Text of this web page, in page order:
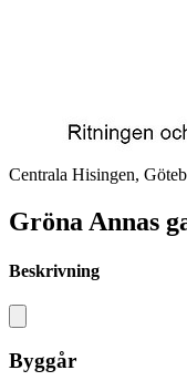
Centrala Hisingen,
Gröna Annas
Beskrivning
Byggår